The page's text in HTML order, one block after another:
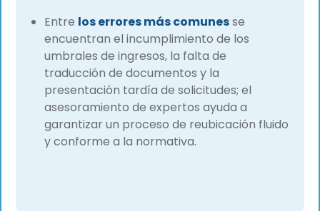
Entre los errores más comunesse
encuentran el incumplimiento de los
umbrales de ingresos, la falta de
traducción de documentos y la
presentación tardía de solicitudes; el
asesoramiento de expertos ayuda a
garantizar un proceso de reubicación fluido
y conforme a la normativa.